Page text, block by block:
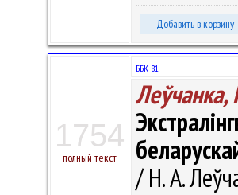
Добавить в корзину
1754
полный текст
ББК 81.
Леўчанка,
/ Н. А.